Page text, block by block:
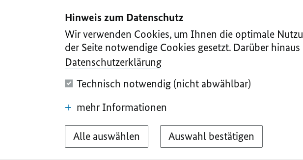
Hinweis zum Datenschutz
Wir verwenden Cookies, um Ihnen die optimale
der Seite notwendige Cookies gesetzt. Darüber
Datenschutzerklärung
Technisch notwendig (nicht abwählbar)
mehr Informationen
Alle auswählen Auswahl bestätigen